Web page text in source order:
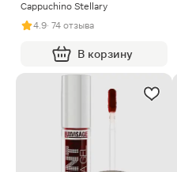
Cappuchino Stellary
4.9· 74 отзыва
В корзину